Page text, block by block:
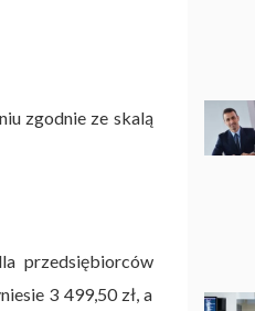
zgodnie ze skalą
przedsiębiorców
3 499,50 zł, a